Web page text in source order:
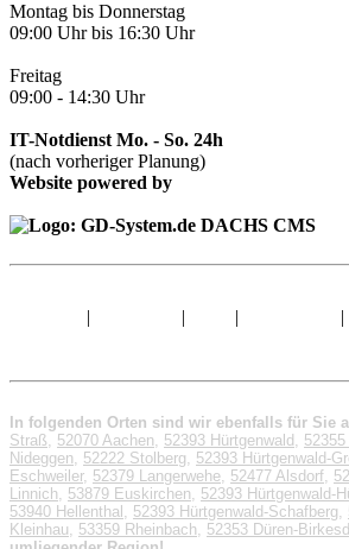
Montag bis Donnerstag
09:00 Uhr bis 16:30 Uhr
Freitag
09:00 - 14:30 Uhr
IT-Notdienst Mo. - So. 24h
(nach vorheriger Planung)
Website powered by
| | | |
In folgenden Orten sind wir ebenfalls für Sie
Straß, 52070 Aachen, 52393 Hürtgenwald , 52355
Nideggen, 52222 Stolberg, 52393 Hürtgenwald-
Eschweiler, 52379 Langerwehe, 52477 Alsdorf,
Linnich, 53879 Euskirchen, 52393 Hürtgenwald-
53940 Hellenthal , 52393 Hürtgenwald-Schafberg,
Kleinhau, 53359 Rheinbach, 52353 Düren-